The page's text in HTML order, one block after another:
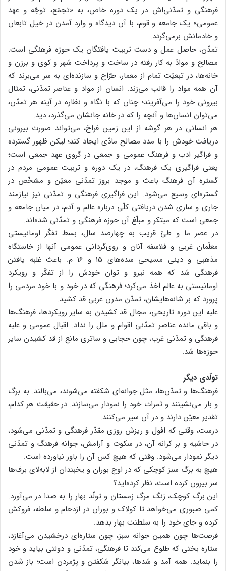
فرهنگی و تمدّنی‌اش در یک دوره خاص، به «تجمّع، توجّه و عهد
عمومی» یک جامعه و قوم، با آن دیدگاه و وارد آمدن در خیل تابعان
و خادمانش برمی‌گردد.
تمدّن، حاصل عمل و دست تربیت یافتگان یک حوزه فرهنگی است.
مصالح و موادّ به کار رفته در ساخت و پرداخت شهر و کوی و برزن و
خانه‌ها، در تبعیّت تمام از معمار، طرّاح و سازنده‌ای به سر می‌برند که
آن همه مواد را قالب می‌زند. انسان‌ از مواد و عناصر تمدّنی، تمثال
بیرونی خود را می‌آفریند؛ چنان که با نگاه و نظاره در آینه هر تمدّن،
می‌توان انسان‌ها و آنچه را که در خانه جانشان می‌گذرد، دید.
هر انسانی در هر گوشه از این زمین فراخ، می‌تواند صورت بیرونی
دریافت خودش را با مدد مصالح مادّی ایجاد کند؛ لیکن ظهور گسترده
و فراگیر ادب و فرهنگ عمومی و جمعی در گروی عهد جمعی است؛
یعنی فراگیری یک فرهنگ، در یک دوره و تربیت عمومی مردم در
گستره آن فرهنگ باعث و موجد بروز تمدّنی معیّن و مشخّص در
گستره‌ای وسیع می‌شود. این فراگیری فرهنگی و تمدّنی نیز نیازمند
جاری و ساری شدن دریافتی کلّی درباره عالم و آدم، در میان جامعه و
جمعی است که مبتکر و مبلّغ آن حوزه فرهنگی و تمدّنی شده‌اند.
در عصر ما و طیّ قریب به چهارصد سال، بسط تفکّر اومانیستی
معلّمان غربی و فلاسفه آنان و روی‌گردانی عمومی آنها از خاستگاه
مذهبی و دینی مسیحی سده‌های ۱۵ و ۱۶ م. باعث غلبه یافتن
فرهنگی شد که همه نیرو و توان خودش را از تفکّر و رویکرد
اومانیستی به عالم اخذ می‌کرد؛ فرهنگی که در خود و با خود مردمی را
پرورد که بر شانه‌هایشان، تمدّن مدرن غربی قد کشید.
غلبه این دوره تاریخی، مجال قد کشیدن به سایر رویکردها، فرهنگ‌ها
و باقی مانده عناصر تمدّنی اقوام و ملل را نداد. اقبال عمومی و غلبه
فرهنگی و تمدّنی غرب، چون حجابی و ساتری مانع از قد کشیدن سایر
حوزه‌ها شد.
تولّدی دیگر
فرهنگ‌ها و تمدّن‌ها، مثل جوانه‌ای شکفته می‌شوند، می‌بالند. به برگ
و بار می‌نشینند و ثمرات خود را نمودار می‌سازند. در حقیقت هر کدام،
تقدیر معیّن دارند و در آن سیر می‌کنند.
درست، وقتی که افول و ریزش روزی مقدّر فرهنگی و تمدّنی می‌شود،
در حاشیه و بر کرانه آن، در سکوت و آرامش، جوانه فرهنگ و تمدّنی
دیگر نمودار می‌شود. وقتی که هیچ کس آن را باور نیاورده است.
هیچ به برگ سبز کوچکی که در اوج بوران و یخبندان از لابه‌لای برف‌ها
سر بیرون کرده است، نظر کرده‌اید؟
این برگ کوچک، زنگ مرگ زمستان و تولّد بهار را به صدا در می‌آورد.
کمی صبوری می‌خواهد تا کولاک و بوران در ازدحام و سلطه، فروکش
کرده و جای خود را به سلطنت بهار بدهد.
فرصت‌ها چون همین جوانه سبز، چون ستاره‌ای درخشیدن می‌آغازد،
ستاره بختی که طلوع می‌کند تا فرهنگی، تمدّنی و دولتی بیاید و خود
را بنماید. همه آمد و شدها، بیانگر شکفتن و پژمردن است؛ باز شدن